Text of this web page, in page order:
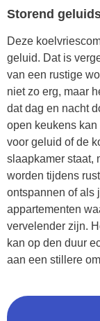
Storend
Deze
geluid. Dat is
van een rustige
niet zo erg, maar
dat dag en nacht
open keukens
voor geluid of de
slaapkamer staat,
worden tijdens
ontspannen of als
appartementen
vervelender zijn.
kan op den duur
aan een stillere